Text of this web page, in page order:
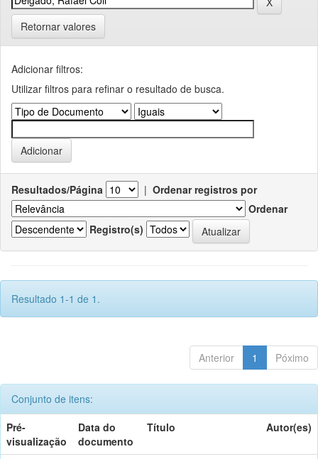
Retornar valores
Adicionar filtros:
Utilizar filtros para refinar o resultado de busca.
Resultados/Página | Ordenar registros por
Ordenar
Registro(s)
Resultado 1-1 de 1.
Anterior 1 Póximo
Conjunto de itens:
Pré-
visualização
Data do
documento
Título Autor(es)